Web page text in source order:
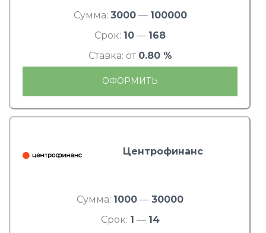
Сумма: 3000— 100000
Срок: 10 — 168
Ставка: от 0.80 %
ОФОРМИТЬ
Центрофинанс
Сумма: 1000 — 30000
Срок: 1 — 14